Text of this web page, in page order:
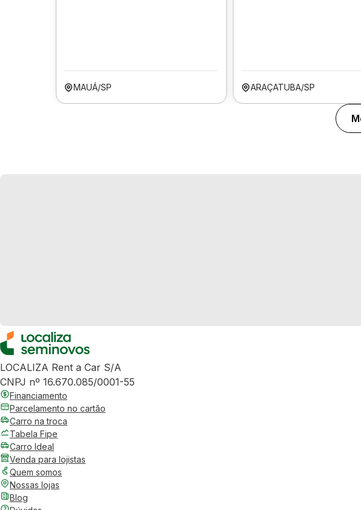
MAUÁ/SP ARAÇATUBA/SP
LOCALIZA Rent a Car S/A
CNPJ nº 16.670.085/0001-55
Financiamento
Parcelamento no cartão
Carro na troca
Tabela Fipe
Carro Ideal
Venda para lojistas
Quem somos
Nossas lojas
Blog